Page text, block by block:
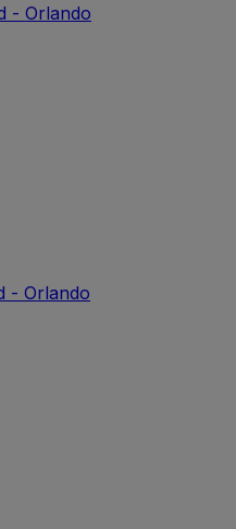
- Orlando
- Orlando